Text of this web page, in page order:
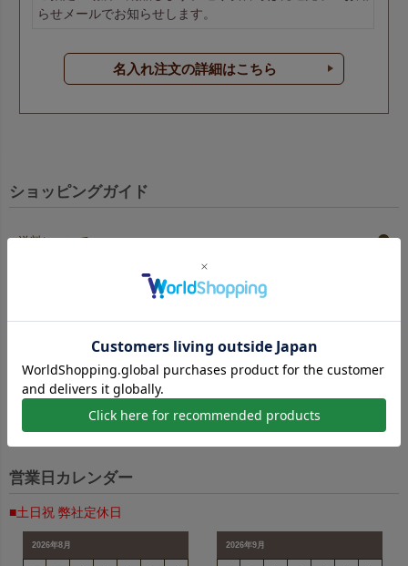
らせメールでお知らせします。
名入れ注文の詳細はこちら
ショッピングガイド
送料について
返品・交換について
ショッピングガイドページはこちら
営業日カレンダー
■土日祝 弊社定休日
2026年8月 2026年9月